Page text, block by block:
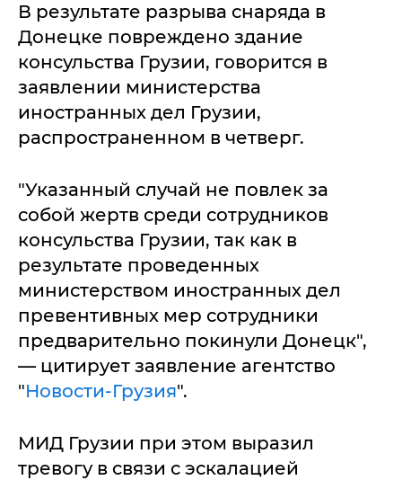
В результате разрыва снаряда в
Донецке повреждено здание
консульства Грузии, говорится в
заявлении министерства
иностранных дел Грузии,
распространенном в четверг.
"Указанный случай не повлек за
собой жертв среди сотрудников
консульства Грузии, так как в
результате проведенных
министерством иностранных дел
превентивных мер сотрудники
предварительно покинули Донецк",
— цитирует заявление агентство
"Новости-Грузия".
МИД Грузии при этом выразил
тревогу в связи с эскалацией